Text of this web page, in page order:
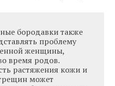
бородавки также
проблему
женщины,
время родов.
растяжения кожи и
может